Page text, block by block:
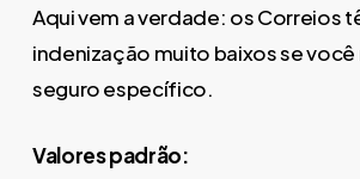
Aqui vem a verdade: os Correios
indenização muito baixos se
seguro específico.
Valores padrão: